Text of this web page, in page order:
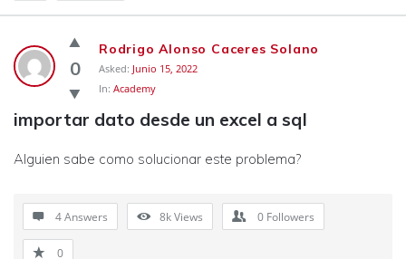
Rocketbot
Forum
Latest
Questions
0
Rodrigo Alonso Caceres Solano
Asked: Junio 15, 2022
In: Academy
importar dato desde un excel a sql
Alguien sabe como solucionar este problema?
4 Answers 8kViews 0 Followers
0